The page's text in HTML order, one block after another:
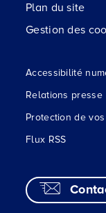
Plan du site
Gestion des
Accessibilité
Relations presse
Protection de
Flux RSS